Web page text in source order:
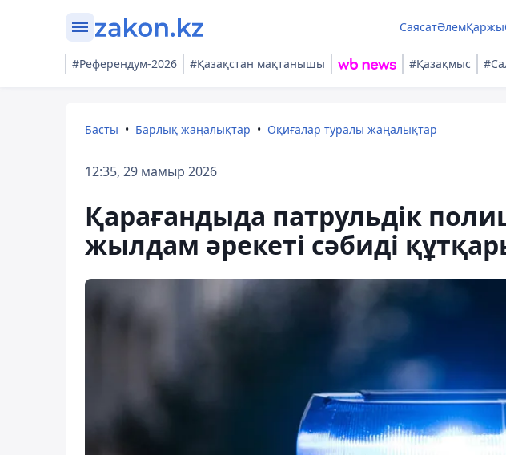
СаясатӘлемҚаржы
#Референдум-2026 #Қазақстан мақтанышы #Қазақмыс
Басты Барлық жаңалықтар Оқиғалар туралы жаңалықтар
12:35, 29 мамыр 2026
Қарағандыда патрульдік
жылдам әрекеті сәбиді